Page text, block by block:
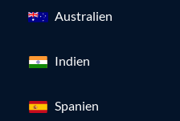
Australien
Indien
Spanien